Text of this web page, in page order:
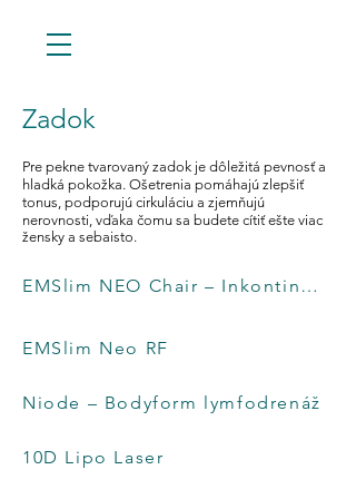
Zadok
Pre pekne tvarovaný zadok je dôležitá pevnosť a
hladká pokožka. Ošetrenia pomáhajú zlepšiť
tonus, podporujú cirkuláciu a zjemňujú
nerovnosti, vďaka čomu sa budete cítiť ešte viac
žensky a sebaisto.
EMSlim NEO Chair – Inkontinenčná
stolička EMSlim NEO Chair – Inkontinenčná stolička
EMSlim Neo RF
EMSlim Neo RF
Niode – Bodyform lymfodrenáž
Niode – Bodyform lymfodrenáž
10D Lipo Laser
10D Lipo Laser